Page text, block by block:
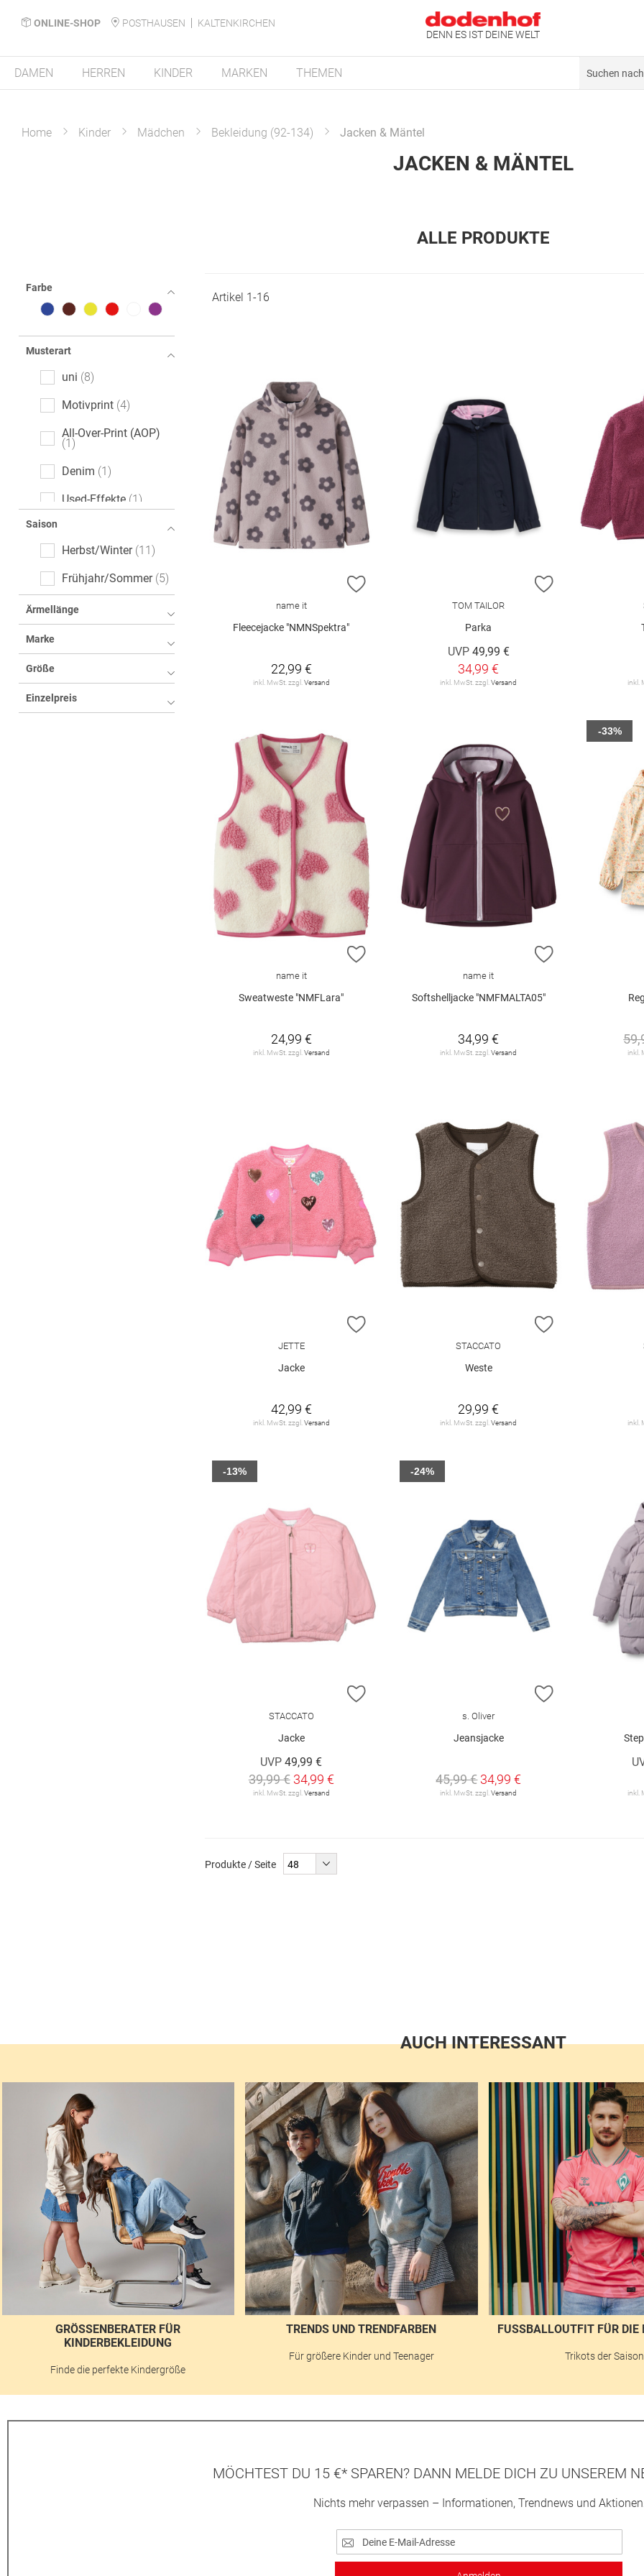
ONLINE-SHOP POSTHAUSEN
KALTENKIRCHEN
DENN ES IST DEINE WELT
DAMEN HERREN KINDER MARKEN THEMEN
Home Kinder Mädchen Bekleidung (92-134) Jacken & Mäntel
JACKEN & MÄNTEL
ALLE PRODUKTE
Farbe
Musterart
uni 8
Motivprint 4
All-Over-Print (AOP)
1
Denim 1
Used-Effekte 1
Saison
Herbst/Winter 11
Frühjahr/Sommer 5
Ärmellänge
Marke
Größe
Einzelpreis
Artikel 1-16
ZUR WUNSCHLISTE HINZUFÜGEN
name it
Fleecejacke "NMNSpektra"
22,99 €
inkl. MwSt. zzgl. Versand
ZUR
TOM TAILOR
Parka
UVP 49,99 €
34,99 €
inkl. MwSt. zzgl.Versand inkl.
ZUR WUNSCHLISTE HINZUFÜGEN
name it
Sweatweste "NMFLara"
24,99 €
inkl. MwSt. zzgl. Versand
ZUR
name it
Softshelljacke "NMFMALTA05"
34,99 €
inkl. MwSt. zzgl.Versand inkl.
-33%
ZUR WUNSCHLISTE HINZUFÜGEN
JETTE
Jacke
42,99 €
inkl. MwSt. zzgl. Versand
ZUR
STACCATO
Weste
29,99 €
inkl. MwSt. zzgl.Versand inkl.
ZUR WUNSCHLISTE HINZUFÜGEN
STACCATO
Jacke
UVP 49,99 €
39,99 € 34,99 €
inkl. MwSt. zzgl. Versand
-13%
ZUR
s. Oliver
Jeansjacke
45,99 € 34,99 €
inkl. MwSt. zzgl.Versand
-24%
inkl.
Produkte / Seite
AUCH INTERESSANT
GRÖSSENBERATER FÜR K
INDERBEKLEIDUNG
Finde die perfekte Kindergröße
TRENDS UND TRENDFARBEN
Für größere Kinder und Teenager
FUSSBALLOUTFIT FÜR DIE
Trikots der Saison
MÖCHTEST DU 15 €* SPAREN? DANN MELDE DICH ZU UNSEREM
Nichts mehr verpassen – Informationen, Trendnews und